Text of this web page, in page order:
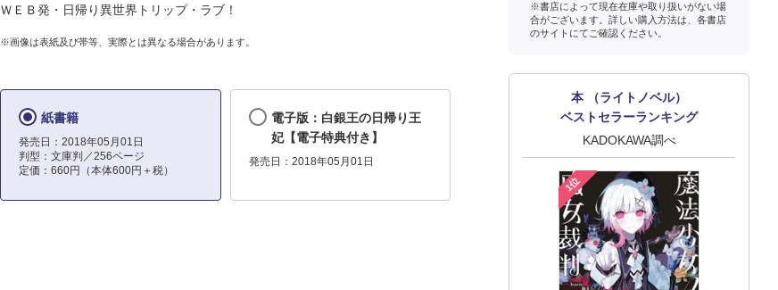
ＷＥＢ発・日帰り異世界トリップ・ラブ！
※画像は表紙及び帯等、実際とは異なる場合があります。
紙書籍
発売日：2018年05月01日
判型：文庫判／256ページ
定価：660円（本体600円＋税）
電子版：白銀王の日帰り王
妃【電子特典付き】
発売日：2018年05月01日
※書店によって現在在庫や取り扱いがない場
合がございます。詳しい購入方法は、各書店
のサイトにてご確認ください。
本 （ライトノベル）
ベストセラーランキング
KADOKAWA調べ
1位